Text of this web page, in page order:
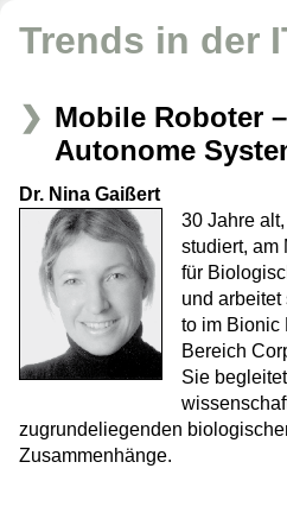
Trends in der
Mobile Roboter
Autonome
Dr. Nina Gaißert
30 Jahre
studiert, am
für
und arbeitet
to im Bionic
Bereich
Sie
zugrundeliegenden
Zusammenhänge.